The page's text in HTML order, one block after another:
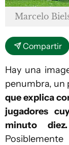
Marcelo
Compartir
Hay una
penumbra, un
que explica
jugadores
minuto diez.